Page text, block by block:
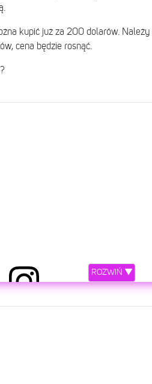
kupić już za 200 dolarów.
cena będzie rosnąć.
ROZWIŃ ▼